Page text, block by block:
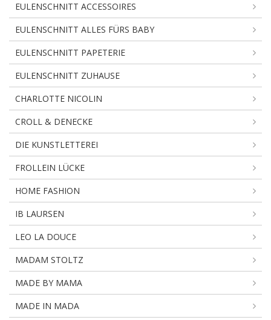
EULENSCHNITT ACCESSOIRES
EULENSCHNITT ALLES FÜRS BABY
EULENSCHNITT PAPETERIE
EULENSCHNITT ZUHAUSE
CHARLOTTE NICOLIN
CROLL & DENECKE
DIE KUNSTLETTEREI
FROLLEIN LÜCKE
HOME FASHION
IB LAURSEN
LEO LA DOUCE
MADAM STOLTZ
MADE BY MAMA
MADE IN MADA